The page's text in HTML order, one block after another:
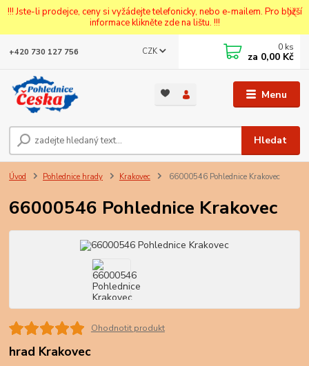
!!! Jste-li prodejce, ceny si vyžádejte telefonicky, nebo e-mailem. Pro bližší
informace klikněte zde na lištu. !!!
Menu
CZK
Hledat
+420 730 127 756 0 ks
za 0,00 Kč
Úvod Pohlednice hrady Krakovec 66000546 Pohlednice Krakovec
66000546 Pohlednice Krakovec
Ohodnotit produkt
hrad Krakovec